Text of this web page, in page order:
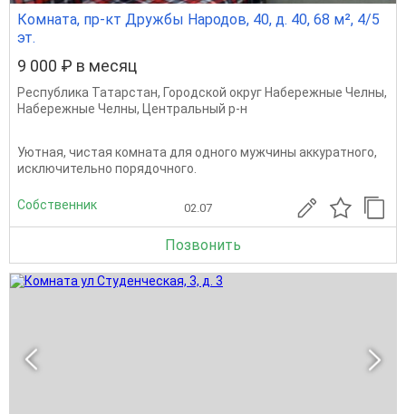
Комната, пр-кт Дружбы Народов, 40, д. 40, 68 м², 4/5
эт.
9 000 ₽ в месяц
Республика Татарстан, Городской округ Набережные Челны,
Набережные Челны, Центральный р-н
Уютная, чистая комната для одного мужчины аккуратного,
исключительно порядочного.
Собственник 02.07
Позвонить